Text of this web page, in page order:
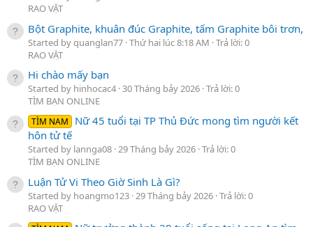
- Cơ thể, quần lót, giày, vớ có mùi hôi (càng
nồng nặc càng tốt)
LIÊN HỆ:
Để lại zalo, em sẽ add ngay.
RAO VẶT
Bột Graphite, khuân đúc Graphite, tấm Graphite bôi trơn,
Started by quanglan77 Thứ hai lúc 8:18 AM Trả lời: 0
RAO VẶT
Hi chào mấy bạn
Started by hinhocac4 30 Tháng bảy 2026 Trả lời: 0
TÌM BẠN ONLINE
TÌM NAM
Nữ 45 tuổi tại TP Thủ Đức mong tìm người kết
hôn tử tế
Started by lannga08 29 Tháng bảy 2026 Trả lời: 0
TÌM BẠN ONLINE
Luận Tử Vi Theo Giờ Sinh Là Gì?
Started by hoangmo123 29 Tháng bảy 2026 Trả lời: 0
RAO VẶT